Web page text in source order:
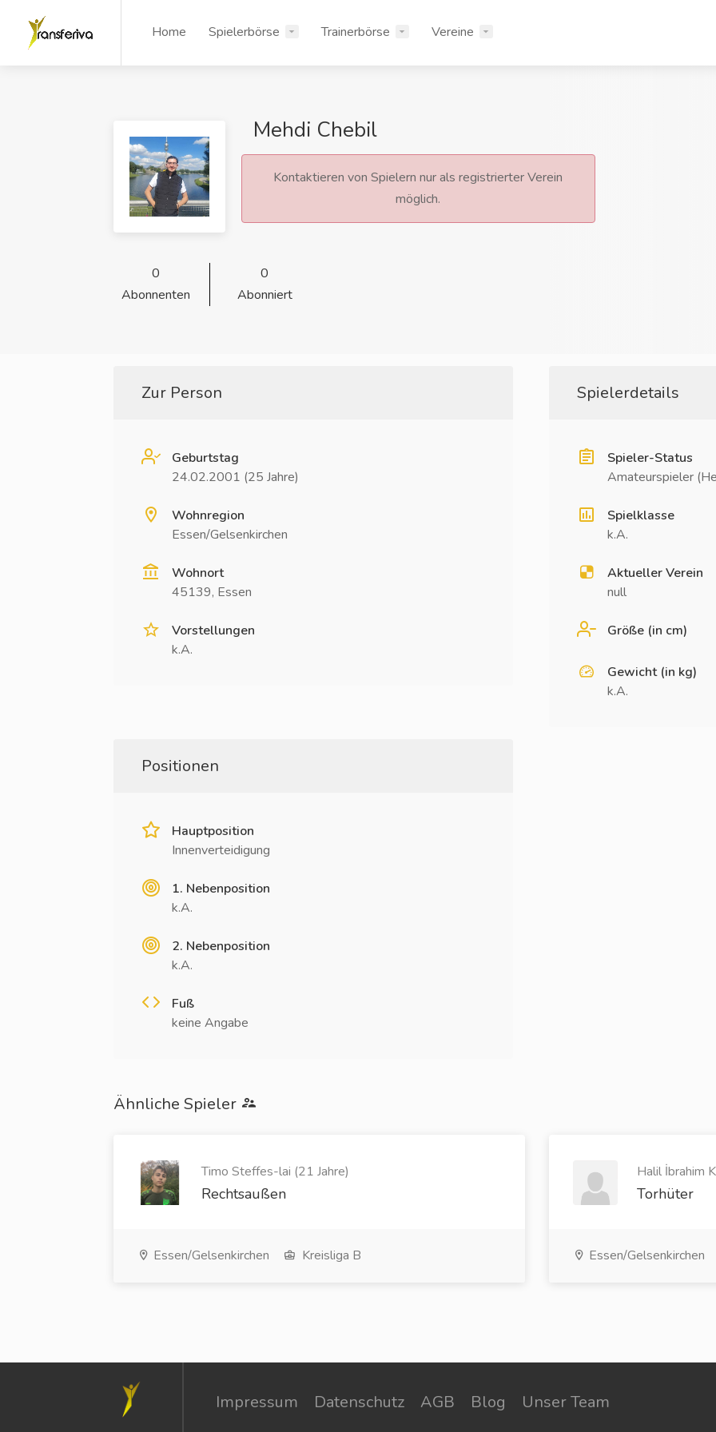
Home Spielerbörse Trainerbörse Vereine
Mehdi Chebil
Kontaktieren von Spielern nur als registrierter Verein
möglich.
0
Abonnenten
0
Abonniert
Zur Person
Geburtstag
24.02.2001 (25 Jahre)
Wohnregion
Essen/Gelsenkirchen
Wohnort
45139, Essen
Vorstellungen
k.A.
Spielerdetails
Spieler-Status
Amateurspieler
Spielklasse
k.A.
Aktueller Verein
null
Größe (in cm)
Gewicht (in kg)
k.A.
Positionen
Hauptposition
Innenverteidigung
1. Nebenposition
k.A.
2. Nebenposition
k.A.
Fuß
keine Angabe
Ähnliche Spieler
Timo Steffes-lai (21 Jahre)
Rechtsaußen
Essen/Gelsenkirchen Kreisliga B
Halil İbrahim
Torhüter
Essen/Gelsenkirchen
Impressum Datenschutz AGB Blog Unser Team